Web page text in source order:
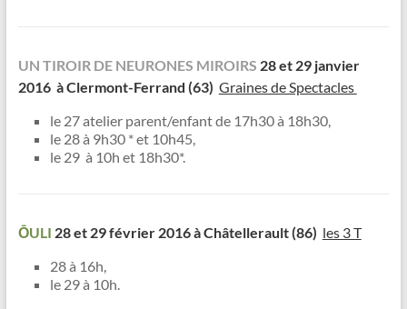
UN TIROIR DE NEURONES MIROIRS 28 et 29 janvier
2016 à Clermont-Ferrand (63) Graines de Spectacles
le 27 atelier parent/enfant de 17h30 à 18h30,
le 28 à 9h30 * et 10h45,
le 29 à 10h et 18h30*.
ŌULI 28 et 29 février 2016 à Châtellerault (86) les 3 T
28 à 16h,
le 29 à 10h.